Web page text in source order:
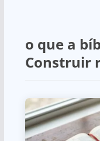
o que a
Construir